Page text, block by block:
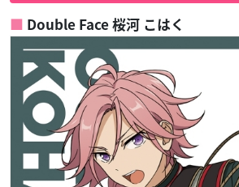
Double Face 桜河 こはく